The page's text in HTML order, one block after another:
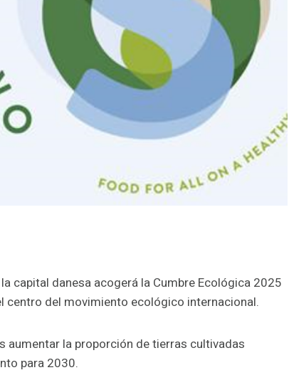
capital danesa acogerá la Cumbre Ecológica 2025
centro del movimiento ecológico internacional.
aumentar la proporción de tierras cultivadas
para 2030.